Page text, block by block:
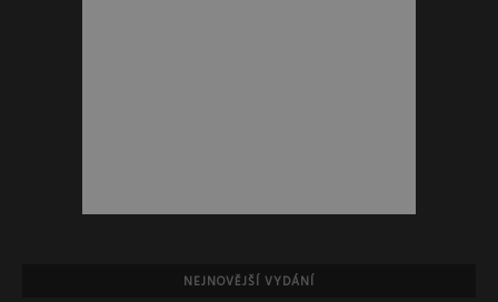
NEJNOVĚJŠÍ VYDÁNÍ